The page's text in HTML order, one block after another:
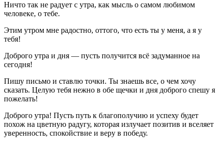
Ничто так не радует с утра, как мысль о самом любимом
человеке, о тебе.
Этим утром мне радостно, оттого, что есть ты у меня, а я у
тебя!
Доброго утра и дня — пусть получится всё задуманное на
сегодня!
Пишу письмо и ставлю точки. Ты знаешь все, о чем хочу
сказать. Целую тебя нежно в обе щечки и дня доброго спешу я
пожелать!
Доброго утра! Пусть путь к благополучию и успеху будет
похож на цветную радугу, которая излучает позитив и вселяет
уверенность, спокойствие и веру в победу.